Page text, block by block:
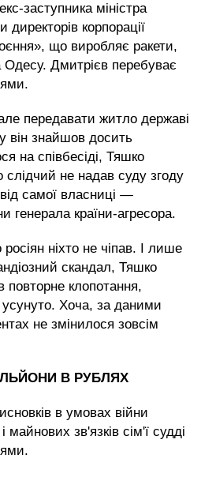
заступника міністра
корпорації
що виробляє ракети,
Одесу. Дмитрієв перебуває
передавати житло державі
він знайшов досить
на співбесіді, Тяшко
слідчий не надав суду згоду
самої власниці —
генерала країни-агресора.
ніхто не чіпав. І лише
скандал, Тяшко
клопотання,
Хоча, за даними
не змінилося зовсім
В РУБЛЯХ
в умовах війни
майнових зв'язків сім'ї судді